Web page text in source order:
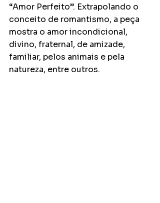
“Amor Perfeito”. Extrapolando o
conceito de romantismo, a peça
mostra o amor incondicional,
divino, fraternal, de amizade,
familiar, pelos animais e pela
natureza, entre outros.